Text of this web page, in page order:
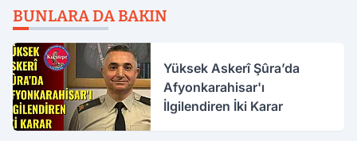
BUNLARA DA BAKIN
Yüksek Askerî Şûra’da
Afyonkarahisar'ı
İlgilendiren İki Karar